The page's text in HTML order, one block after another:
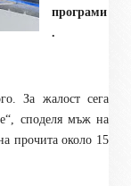
програми
.
За жалост сега
споделя мъж на
прочита около 15